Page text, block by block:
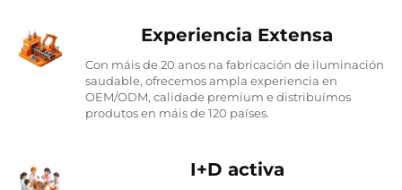
Experiencia Extensa
Con máis de 20 anos na fabricación de iluminación
saudable, ofrecemos ampla experiencia en
OEM/ODM, calidade premium e distribuímos
produtos en máis de 120 países.
I+D activa